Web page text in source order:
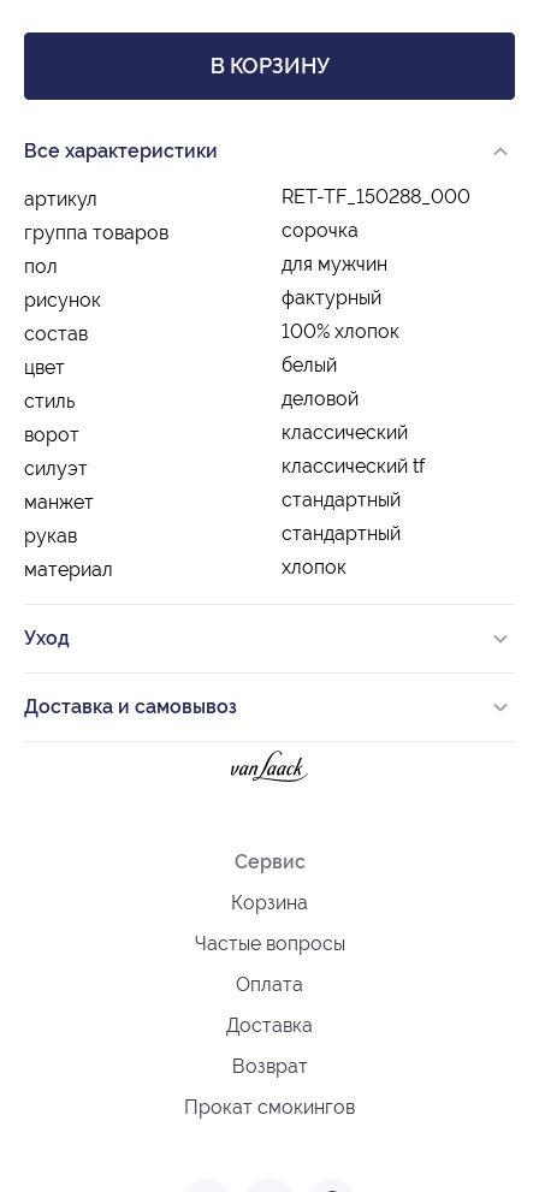
В КОРЗИНУ
Все характеристики
артикул
RET-TF_150288_000
группа товаров
сорочка
пол
для мужчин
рисунок
фактурный
состав
100% хлопок
цвет
белый
стиль
деловой
ворот
классический
силуэт
классический tf
манжет
стандартный
рукав
стандартный
материал
хлопок
Уход
Доставка и самовывоз
Сервис
Корзина
Частые вопросы
Оплата
Доставка
Возврат
Прокат смокингов